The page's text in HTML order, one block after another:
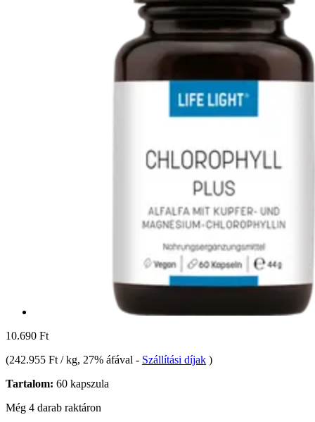
10.690 Ft
(242.955 Ft / kg, 27% áfával - Szállítási díjak )
Tartalom: 60 kapszula
Még 4 darab raktáron